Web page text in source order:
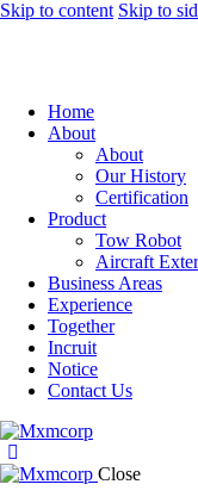
Skip to content Skip to
Home
About
About
Our History
Certification
Product
Tow Robot
Aircraft
Business Areas
Experience
Together
Incruit
Notice
Contact Us
Close